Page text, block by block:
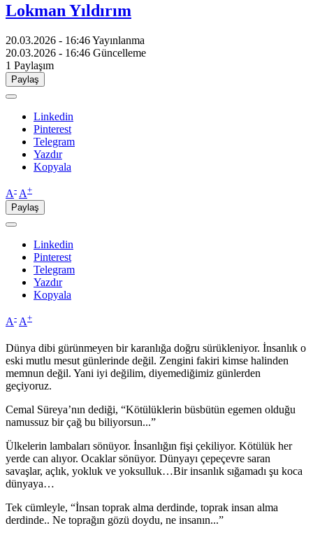
Lokman Yıldırım
20.03.2026 - 16:46Yayınlanma
20.03.2026 - 16:46 Güncelleme
1 Paylaşım
Paylaş
Linkedin
Pinterest
Telegram
Yazdır
Kopyala
A- A+
Paylaş
Linkedin
Pinterest
Telegram
Yazdır
Kopyala
A- A+
Dünya dibi gürünmeyen bir karanlığa doğru sürükleniyor. İnsanlık o
eski mutlu mesut günlerinde değil. Zengini fakiri kimse halinden
memnun değil. Yani iyi değilim, diyemediğimiz günlerden
geçiyoruz.
Cemal Süreya’nın dediği, “Kötülüklerin büsbütün egemen olduğu
namussuz bir çağ bu biliyorsun...”
Ülkelerin lambaları sönüyor. İnsanlığın fişi çekiliyor. Kötülük her
yerde can alıyor. Ocaklar sönüyor. Dünyayı çepeçevre saran
savaşlar, açlık, yokluk ve yoksulluk…Bir insanlık sığamadı şu koca
dünyaya…
Tek cümleyle, “İnsan toprak alma derdinde, toprak insan alma
derdinde.. Ne toprağın gözü doydu, ne insanın...”